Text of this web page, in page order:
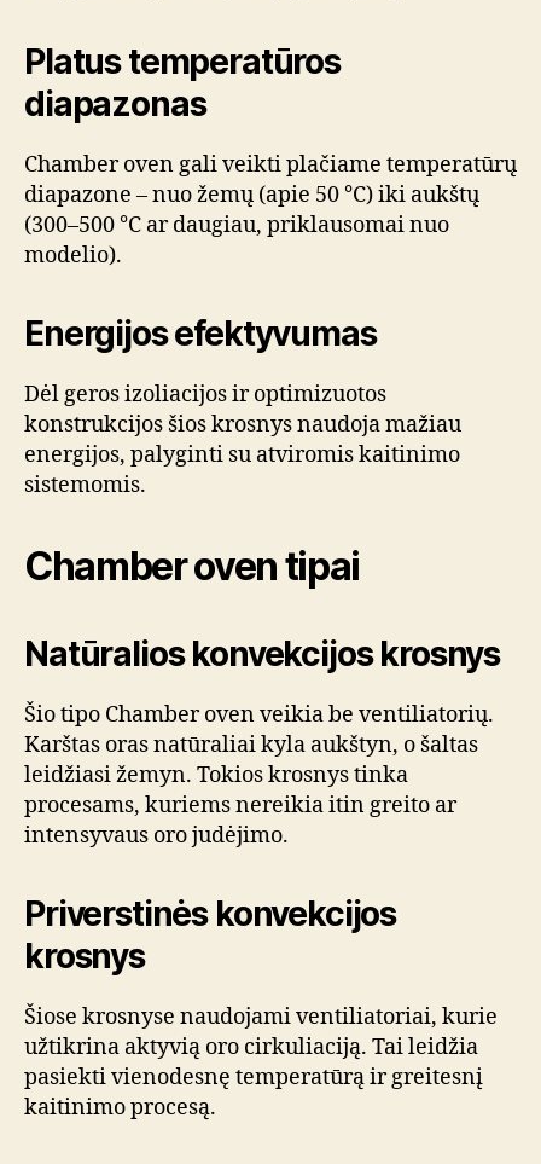
Platus temperatūros
diapazonas
Chamber oven gali veikti plačiame temperatūrų
diapazone – nuo žemų (apie 50 °C) iki aukštų
(300–500 °C ar daugiau, priklausomai nuo
modelio).
Energijos efektyvumas
Dėl geros izoliacijos ir optimizuotos
konstrukcijos šios krosnys naudoja mažiau
energijos, palyginti su atviromis kaitinimo
sistemomis.
Chamber oven tipai
Natūralios konvekcijos krosnys
Šio tipo Chamber oven veikia be ventiliatorių.
Karštas oras natūraliai kyla aukštyn, o šaltas
leidžiasi žemyn. Tokios krosnys tinka
procesams, kuriems nereikia itin greito ar
intensyvaus oro judėjimo.
Priverstinės konvekcijos
krosnys
Šiose krosnyse naudojami ventiliatoriai, kurie
užtikrina aktyvią oro cirkuliaciją. Tai leidžia
pasiekti vienodesnę temperatūrą ir greitesnį
kaitinimo procesą.